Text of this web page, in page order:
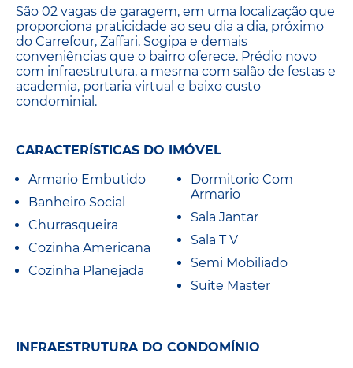
São 02 vagas de garagem, em uma localização que
proporciona praticidade ao seu dia a dia, próximo
do Carrefour, Zaffari, Sogipa e demais
conveniências que o bairro oferece. Prédio novo
com infraestrutura, a mesma com salão de festas e
academia, portaria virtual e baixo custo
condominial.
CARACTERÍSTICAS DO IMÓVEL
Armario Embutido
Banheiro Social
Churrasqueira
Cozinha Americana
Cozinha Planejada
Dormitorio Com
Armario
Sala Jantar
Sala T V
Semi Mobiliado
Suite Master
INFRAESTRUTURA DO CONDOMÍNIO